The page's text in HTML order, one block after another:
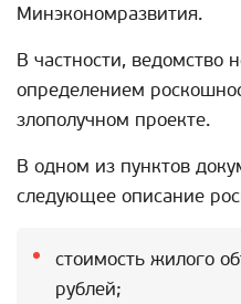
Минэкономразвития.
В частности, ведомство
определением
злополучном проекте.
В одном из пунктов
следующее описание
стоимость жилого
рублей;